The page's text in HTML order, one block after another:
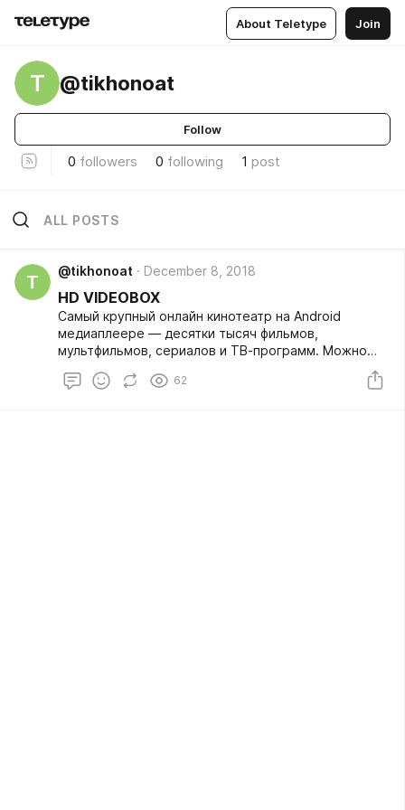
About Teletype Join
T @tikhonoat
Follow
0 followers 0 following 1 post
ALL POSTS
T
@tikhonoat December 8, 2018
HD VIDEOBOX
Самый крупный онлайн кинотеатр на Android
медиаплеере — десятки тысяч фильмов,
мультфильмов, сериалов и ТВ-программ. Можно
62